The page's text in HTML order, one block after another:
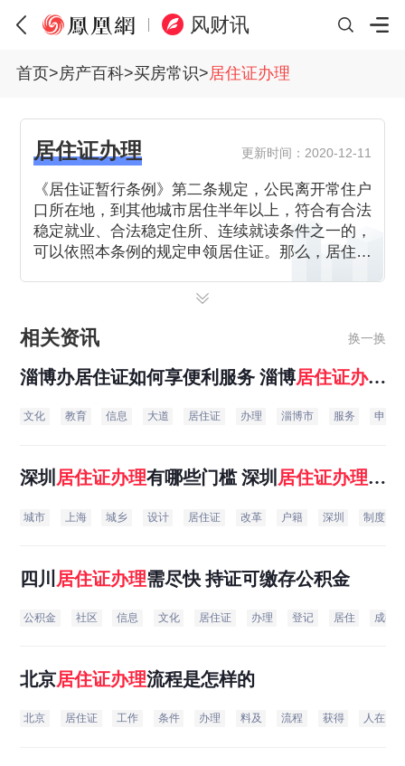
风财讯
首页>房产百科>买房常识>居住证办理
居住证办理 更新时间：2020-12-11
《居住证暂行条例》第二条规定，公民离开常住户
口所在地，到其他城市居住半年以上，符合有合法
稳定就业、合法稳定住所、连续就读条件之一的，
可以依照本条例的规定申领居住证。那么，居住证
相关资讯 换一换
淄博办居住证如何享便利服务 淄博居住证办理
文化 教育 信息 大道 居住证 办理 淄博市 服务 申办
深圳 居住证办理有哪些门槛 深圳 居住证办理流
城市 上海 城乡 设计 居住证 改革 户籍 深圳 制度
四川 居住证办理需尽快 持证可缴存公积金
公积金 社区 信息 文化 居住证 办理 登记 居住 成都
北京居住证办理流程是怎样的
北京 居住证 工作 条件 办理 料及 流程 获得 人在